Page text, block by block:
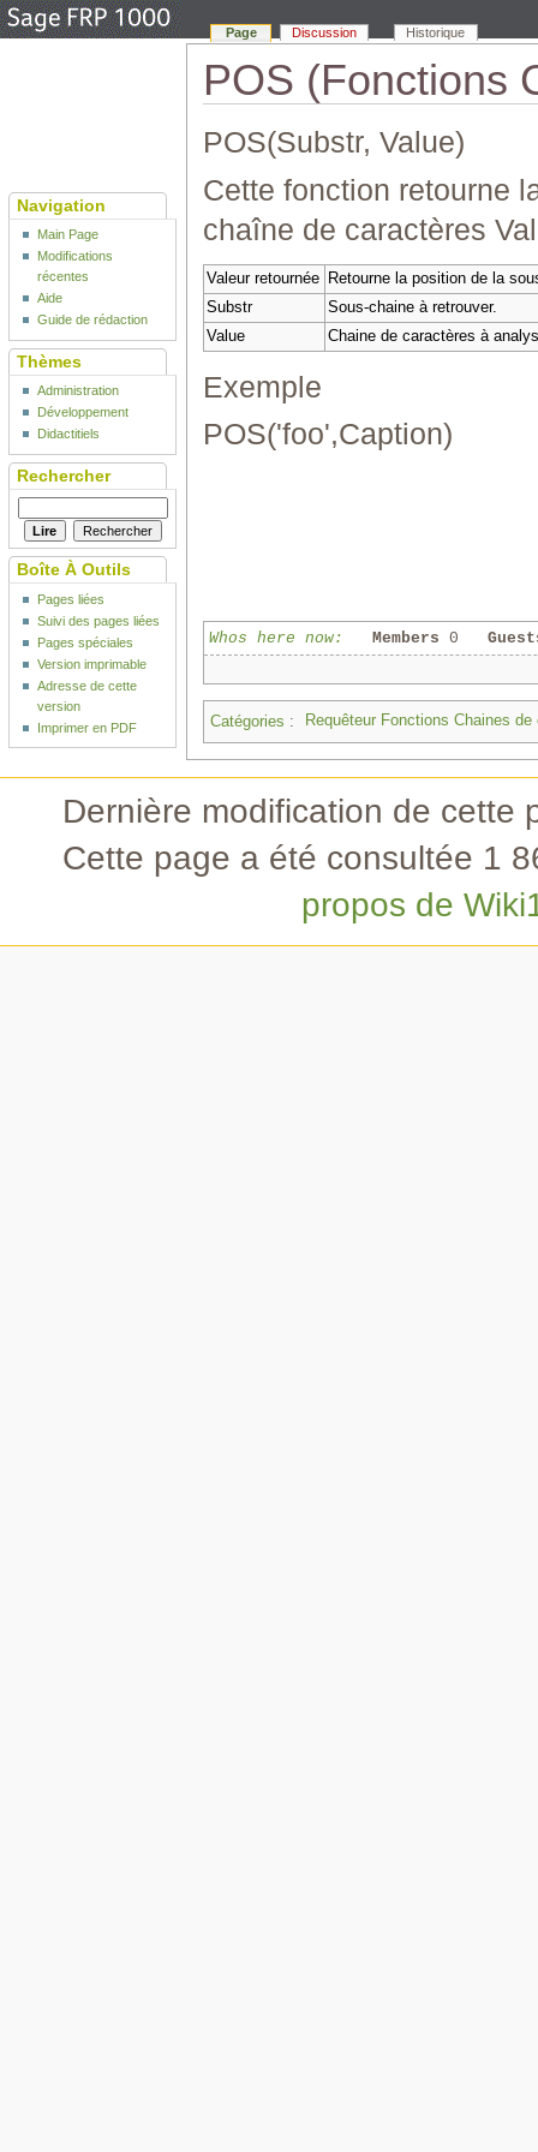
POS (Fonctions
POS(Substr, Value)
Cette fonction retourne
chaîne de caractères
Valeur retournée
Retourne la position de la
Substr
Sous-chaine à retrouver.
Value
Chaine de caractères à
Exemple
POS('foo',Caption)
Whos here now: Members 0
Catégories : Requêteur Fonctions Chaines de
Page Discussion Historique
Navigation
Main Page
Modifications
récentes
Aide
Guide de rédaction
Thèmes
Administration
Développement
Didactitiels
Rechercher
Boîte À Outils
Pages liées
Suivi des pages liées
Pages spéciales
Version imprimable
Adresse de cette
version
Imprimer en PDF
Dernière modification de cette
Cette page a été consultée 1
propos de